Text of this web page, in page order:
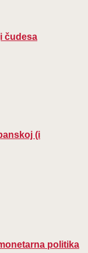
čudesa
(i
politika